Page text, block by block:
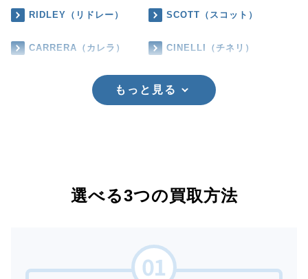
RIDLEY（リドレー） SCOTT（スコット）
CARRERA（カレラ） CINELLI（チネリ）
もっと見る
選べる3つの買取方法